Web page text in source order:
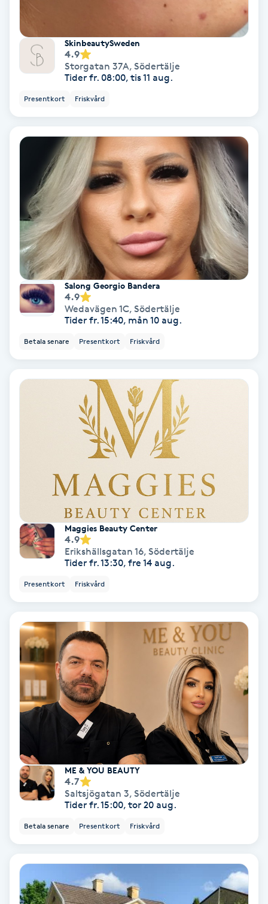
Mixfransar
Nagelförlängning gelé
Nagelförlängning glasfiber
Nagelförlängning silke
Nagelförstärkning
Nagelklippning
Nageltrång
Naglar borttagning
Naprapati
Navelpiercing
NBE-massage
Olaplex
Olaplexbehandling
Ombre
Ombre naglar
Ortobionomi
Ortopedi
SkinbeautySweden
4.9
Storgatan 37A, Södertälje
Tider fr. 08:00, tis 11 aug.
Presentkort Friskvård
Salong Georgio Bandera
4.9
Wedavägen 1C, Södertälje
Tider fr. 15:40, mån 10 aug.
Betala senare Presentkort Friskvård
Maggies Beauty Center
4.9
Erikshällsgatan 16, Södertälje
Tider fr. 13:30, fre 14 aug.
Presentkort Friskvård
ME & YOU BEAUTY
4.7
Saltsjögatan 3, Södertälje
Tider fr. 15:00, tor 20 aug.
Betala senare Presentkort Friskvård